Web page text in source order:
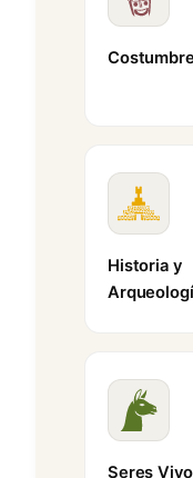
Historia y
Seres